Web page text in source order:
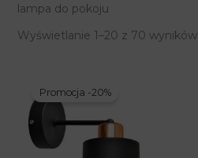
lampa do pokoju
Wyświetlanie 1–20 z 70 wyników
Promocja -20%